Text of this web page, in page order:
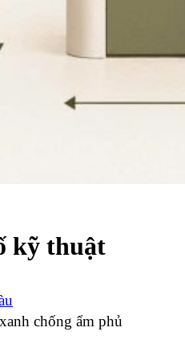
kỹ thuật
chống ẩm phủ